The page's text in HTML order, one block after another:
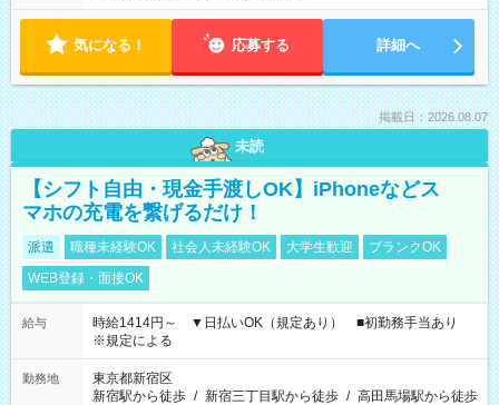
気になる！ 応募する 詳細へ
掲載日：2026.08.07
未読
【シフト自由・現金手渡しOK】iPhoneなどス
マホの充電を繋げるだけ！
派遣 職種未経験OK 社会人未経験OK 大学生歓迎
ブランクOK
WEB登録・面接OK
給与
時給1414円～ ▼日払いOK（規定あり） ■初勤務手当あり
※規定による
勤務地
東京都新宿区
新宿駅から徒歩 / 新宿三丁目駅から徒歩 / 高田馬場駅から徒歩